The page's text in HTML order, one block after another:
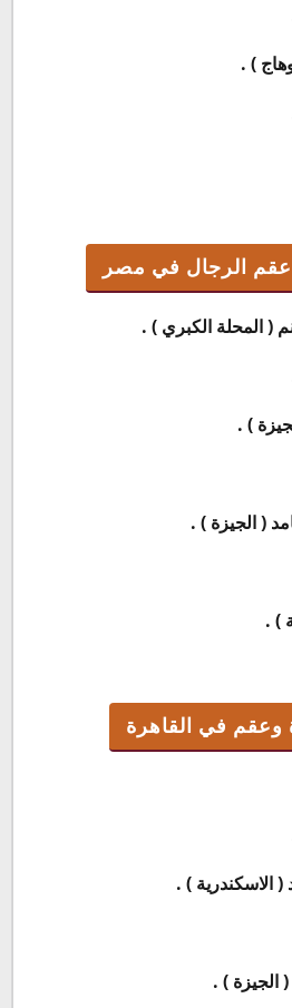
) .
عقم الرجال في مصر
( المحلة الكبري ) .
) .
( الجيزة ) .
) .
وعقم في القاهرة
الاسكندرية ) .
) .